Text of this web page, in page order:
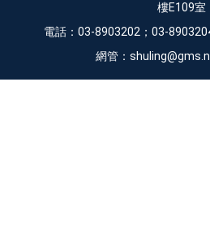
樓E109室
電話：03-8903202；03-
網管：